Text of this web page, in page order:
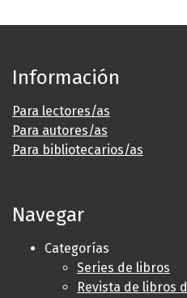
Información
Para lectores/as
Para autores/as
Para bibliotecarios/as
Navegar
Categorías
Series de libros
Revista de libros